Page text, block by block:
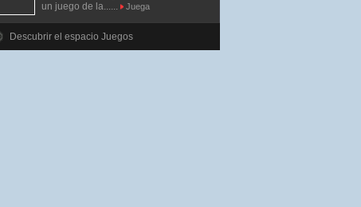
un juego de la......
Juega
Descubrir el espacio Juegos